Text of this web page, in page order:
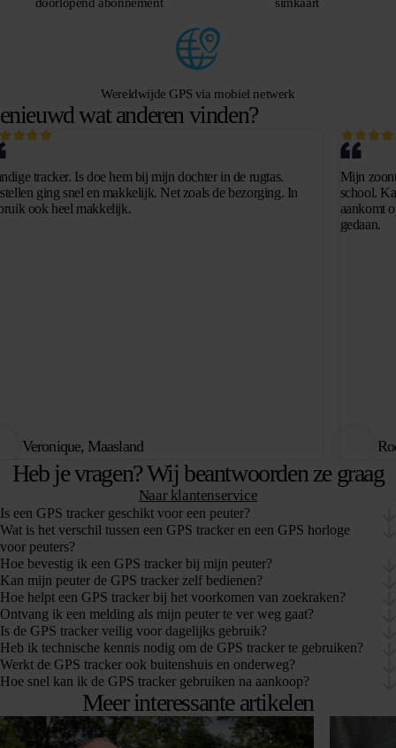
doorlopend abonnement
simkaart
Wereldwijde GPS via mobiel netwerk
wat anderen vinden?
tracker. Is doe hem bij mijn dochter in de rugtas.
ging snel en makkelijk. Net zoals de bezorging. In
ook heel makkelijk.
Veronique, Maasland
Mijn
school.
aankomt
gedaan.
Heb je vragen? Wij beantwoorden ze graag
Naar klantenservice
Is een GPS tracker geschikt voor een peuter?
Wat is het verschil tussen een GPS tracker en een GPS horloge
voor peuters?
Hoe bevestig ik een GPS tracker bij mijn peuter?
Kan mijn peuter de GPS tracker zelf bedienen?
Hoe helpt een GPS tracker bij het voorkomen van zoekraken?
Ontvang ik een melding als mijn peuter te ver weg gaat?
Is de GPS tracker veilig voor dagelijks gebruik?
Heb ik technische kennis nodig om de GPS tracker te gebruiken?
Werkt de GPS tracker ook buitenshuis en onderweg?
Hoe snel kan ik de GPS tracker gebruiken na aankoop?
Meer interessante artikelen